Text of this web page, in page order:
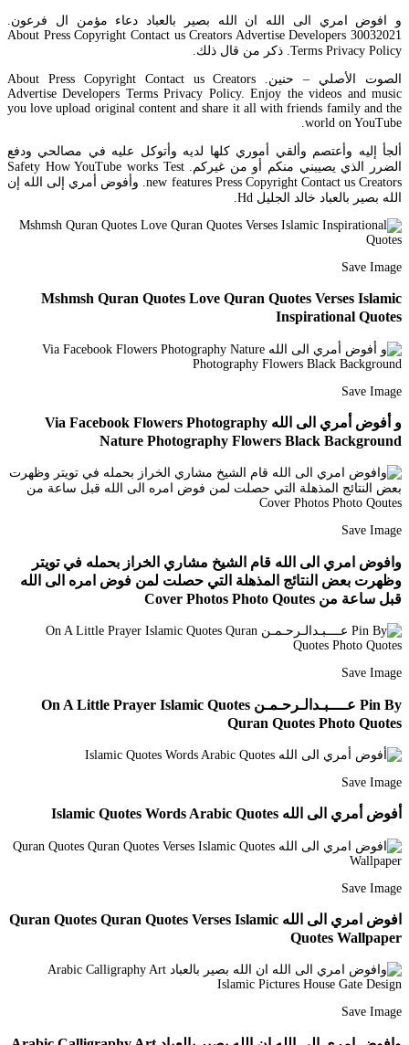
و افوض امري الى الله ان الله بصير بالعباد دعاء مؤمن ال فرعون.
30032021 About Press Copyright Contact us Creators Advertise Developers
Terms Privacy Policy. ذكر من قال ذلك.
الصوت الأصلي – حنين. About Press Copyright Contact us Creators
Advertise Developers Terms Privacy Policy. Enjoy the videos and music
you love upload original content and share it all with friends family and the
world on YouTube.
ألجأ إليه وأعتصم وألقي أموري كلها لديه وأتوكل عليه في مصالحي ودفع
الضرر الذي يصيبني منكم أو من غيركم. Safety How YouTube works Test
new features Press Copyright Contact us Creators. وأفوض أمري إلى الله إن
الله بصير بالعباد خالد الجليل Hd.
Save Image
Mshmsh Quran Quotes Love Quran Quotes Verses Islamic
Inspirational Quotes
Save Image
و أفوض أمري الى الله Via Facebook Flowers Photography
Nature Photography Flowers Black Background
Save Image
وافوض امري الى الله قام الشيخ مشاري الخراز بحمله في تويتر
وظهرت بعض النتائج المذهلة التي حصلت لمن فوض امره الى الله
قبل ساعة من Cover Photos Photo Qoutes
Save Image
Pin By عــــبـدالـرحـمـن On A Little Prayer Islamic Quotes
Quran Quotes Photo Quotes
Save Image
أفوض أمري الى الله Islamic Quotes Words Arabic Quotes
Save Image
افوض امري الى الله Quran Quotes Quran Quotes Verses Islamic
Quotes Wallpaper
Save Image